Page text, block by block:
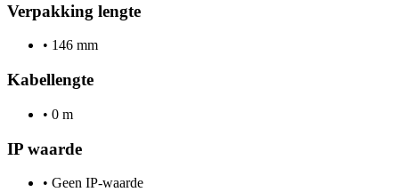
Verpakking lengte
• 146 mm
Kabellengte
• 0 m
IP waarde
• Geen IP-waarde